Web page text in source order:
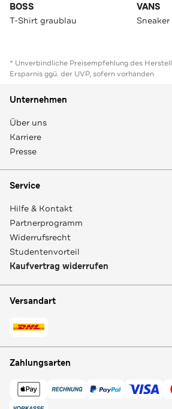
BOSS
T-Shirt graublau
VANS
* Unverbindliche Preisempfehlung des
Ersparnis ggü. der UVP, sofern vorhanden
Unternehmen
Über uns
Karriere
Presse
Service
Hilfe & Kontakt
Partnerprogramm
Widerrufsrecht
Studentenvorteil
Kaufvertrag widerrufen
Versandart
Zahlungsarten